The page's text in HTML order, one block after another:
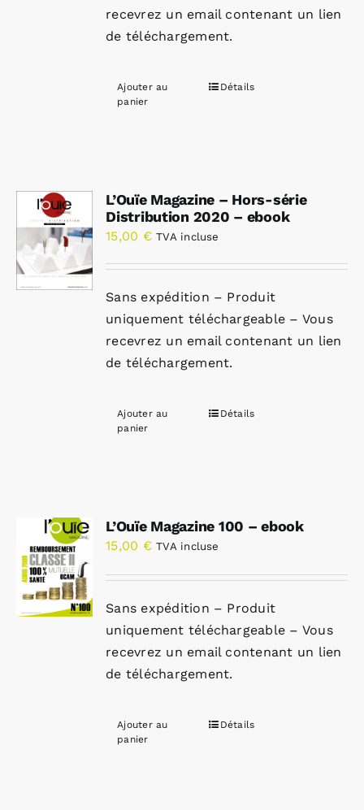
recevrez un email contenant un lien
de téléchargement.
Ajouter au
panier
Détails
L’Ouïe Magazine – Hors-série
Distribution 2020 – ebook
15,00 € TVA incluse
Sans expédition – Produit
uniquement téléchargeable – Vous
recevrez un email contenant un lien
de téléchargement.
Ajouter au
panier
Détails
L’Ouïe Magazine 100 – ebook
15,00 € TVA incluse
Sans expédition – Produit
uniquement téléchargeable – Vous
recevrez un email contenant un lien
de téléchargement.
Ajouter au
panier
Détails